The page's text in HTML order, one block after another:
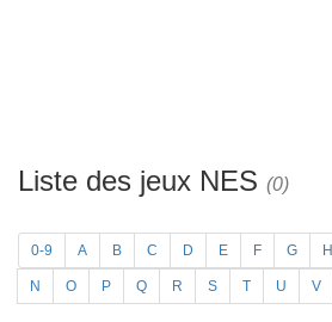
Liste des jeux NES (0)
0-9 A B C D E F G H
N O P Q R S T U V